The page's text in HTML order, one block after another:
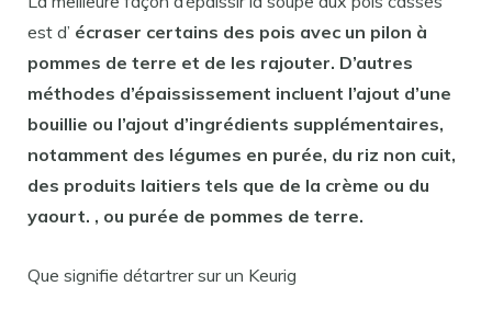
est d’ écraser certains des pois avec un pilon à
pommes de terre et de les rajouter. D’autres
méthodes d’épaississement incluent l’ajout d’une
bouillie ou l’ajout d’ingrédients supplémentaires,
notamment des légumes en purée, du riz non cuit,
des produits laitiers tels que de la crème ou du
yaourt. , ou purée de pommes de terre.
Que signifie détartrer sur un Keurig